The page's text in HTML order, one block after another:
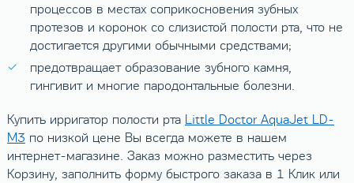
процессов в местах соприкосновения зубных
протезов и коронок со слизистой полости рта, что не
достигается другими обычными средствами;
предотвращает образование зубного камня,
гингивит и многие пародонтальные болезни.
Купить ирригатор полости рта Little Doctor AquaJet LD-
M3 по низкой цене Вы всегда можете в нашем
интернет-магазине. Заказ можно разместить через
Корзину, заполнить форму быстрого заказа в 1 Клик или